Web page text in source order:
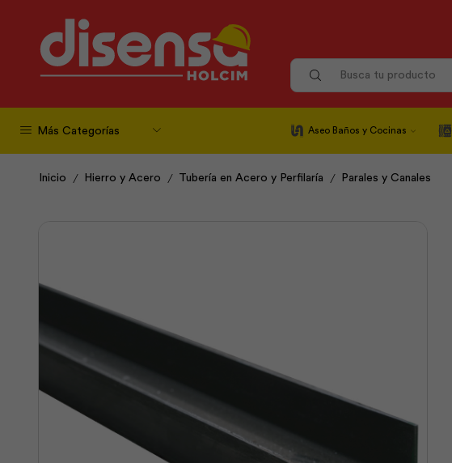
Más Categorías Aseo Baños y Cocinas
Inicio / Hierro y Acero / Tubería en Acero y Perfilaría / Parales y Canales